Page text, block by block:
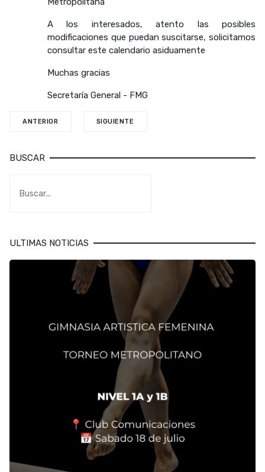
A los interesados, atento las posibles
modificaciones que puedan suscitarse, solicitamos
consultar este calendario asiduamente
Muchas gracias
Secretaría General - FMG
ANTERIOR SIGUIENTE
BUSCAR
ULTIMAS NOTICIAS